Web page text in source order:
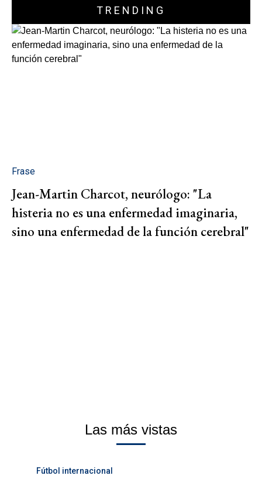
TRENDING
Frase
Jean-Martin Charcot, neurólogo: "La
histeria no es una enfermedad imaginaria,
sino una enfermedad de la función cerebral"
Las más vistas
Fútbol internacional